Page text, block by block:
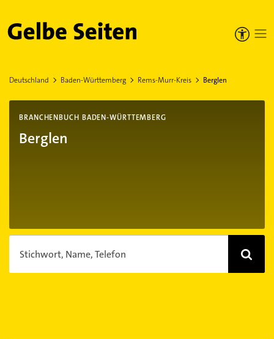
Gelbe Seiten
Deutschland Baden-Württemberg Rems-Murr-Kreis Berglen
BRANCHENBUCH BADEN-WÜRTTEMBERG
Berglen
Stichwort, Name, Telefon